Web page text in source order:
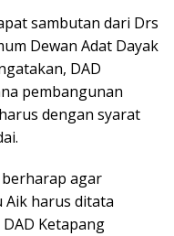
sambutan dari Drs
Dewan Adat Dayak
DAD
pembangunan
dengan syarat
agar
Aik harus ditata
Ketapang